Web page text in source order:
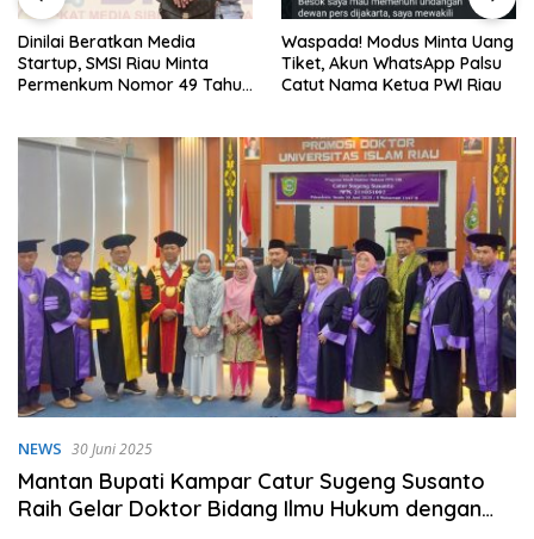
Waspada! Modus Minta Uang
Tiket, Akun WhatsApp Palsu
Catut Nama Ketua PWI Riau
Sore Ini, Kampar Junior FA
Hadapi Bima Nusa di
Perempat Final Piala Soeratin
NEWS 30 Juni 2025
Mantan Bupati Kampar Catur Sugeng Susanto
Raih Gelar Doktor Bidang Ilmu Hukum dengan